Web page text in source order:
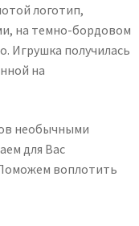
логотип,
на темно-бордовом
Игрушка получилась
на
необычными
для Вас
воплотить